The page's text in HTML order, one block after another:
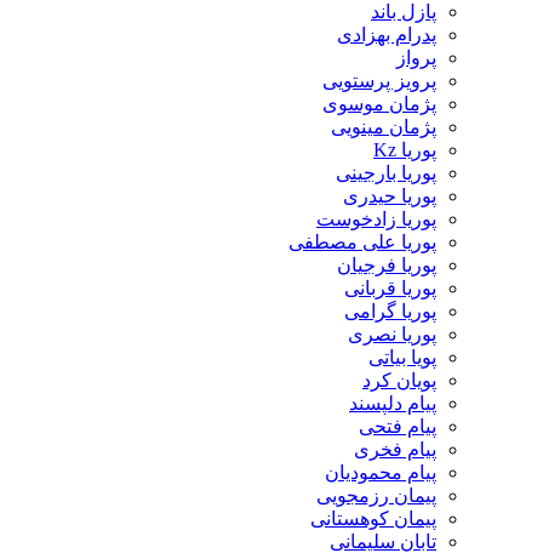
پازل باند
پدرام بهزادی
پرواز
پرویز پرستویی
پژمان موسوی
پژمان مینویی
پوریا Kz
پوریا بارجینی
پوریا حیدری
پوریا زادخوست
پوریا علی مصطفی
پوریا فرجیان
پوریا قربانی
پوریا گرامی
پوریا نصری
پویا بیاتی
پویان کرد
پیام دلپسند
پیام فتحی
پیام فخری
پیام محمودیان
پیمان رزمجویی
پیمان کوهستانی
تابان سلیمانی